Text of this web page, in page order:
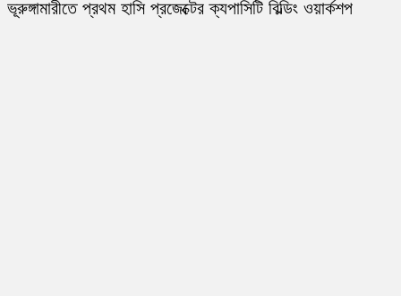
ভূরুঙ্গামারীতে প্রথম হাসি প্রজেক্টের ক্যপাসিটি বিল্ডিং ওয়ার্কশপ